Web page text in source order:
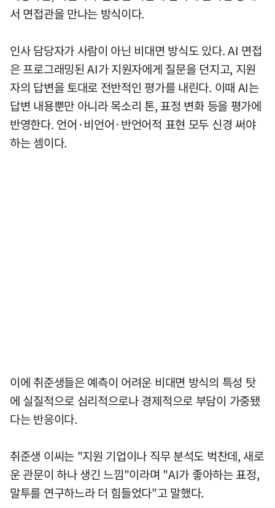
서 면접관을 만나는 방식이다.
인사 담당자가 사람이 아닌 비대면 방식도 있다. AI 면접
은 프로그래밍된 AI가 지원자에게 질문을 던지고, 지원
자의 답변을 토대로 전반적인 평가를 내린다. 이때 AI는
답변 내용뿐만 아니라 목소리 톤, 표정 변화 등을 평가에
반영한다. 언어·비언어·반언어적 표현 모두 신경 써야
하는 셈이다.
이에 취준생들은 예측이 어려운 비대면 방식의 특성 탓
에 실질적으로 심리적으로나 경제적으로 부담이 가중됐
다는 반응이다.
취준생 이씨는 "지원 기업이나 직무 분석도 벅찬데, 새로
운 관문이 하나 생긴 느낌"이라며 "AI가 좋아하는 표정,
말투를 연구하느라 더 힘들었다"고 말했다.